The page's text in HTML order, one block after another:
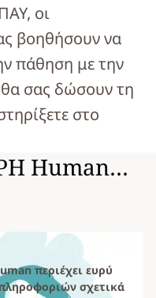
οι
βοηθήσουν να
πάθηση με την
σας δώσουν τη
στο
Human…
περιέχει ευρύ
σχετικά